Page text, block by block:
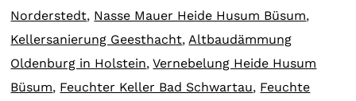
Norderstedt, Nasse Mauer Heide Husum Büsum,
Kellersanierung Geesthacht, Altbaudämmung
Oldenburg in Holstein,Vernebelung Heide Husum
Büsum, Feuchter Keller Bad Schwartau, Feuchte